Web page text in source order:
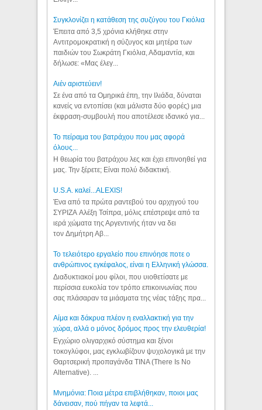
Συγκλονίζει η κατάθεση της συζύγου του Γκιόλια
Έπειτα από 3,5 χρόνια κλήθηκε στην
Αντιτρομοκρατική η σύζυγος και μητέρα των
παιδιών του Σωκράτη Γκιόλια, Αδαμαντία, και
δήλωσε: «Μας έλεγ...
Aιέν αριστεύειν!
Σε ένα από τα Ομηρικά έπη, την Ιλιάδα, δύναται
κανείς να εντοπίσει (και μάλιστα δύο φορές) μια
έκφραση-συμβουλή που αποτέλεσε ιδανικό για...
Το πείραμα του βατράχου που μας αφορά
όλους...
Η θεωρία του βατράχου λες και έχει επινοηθεί για
μας. Την ξέρετε; Είναι πολύ διδακτική.
U.S.A. καλεί...ALEXIS!
Ένα από τα πρώτα ραντεβού του αρχηγού του
ΣΥΡΙΖΑ Αλέξη Τσίπρα, μόλις επέστρεψε από τα
ιερά χώματα της Αργεντινής ήταν να δει
τον Δημήτρη Αβ...
Το τελειότερο εργαλείο που επινόησε ποτε ο
ανθρώπινος εγκέφαλος, είναι η Ελληνική γλώσσα.
Διαδυκτιακοί μου φίλοι, που υιοθετίσατε με
περίσσια ευκολία τον τρόπο επικοινωνίας που
σας πλάσαραν τα μιάσματα της νέας τάξης πρα...
Αίμα και δάκρυα πλέον η εναλλακτική για την
χώρα, αλλά ο μόνος δρόμος προς την ελευθερία!
Εγχώριο ολιγαρχικό σύστημα και ξένοι
τοκογλύφοι, μας εγκλωβίζουν ψυχολογικά με την
Θαρτσερική προπαγάνδα TINA (There Is No
Alternative). ...
Μνημόνια: Ποια μέτρα επιβλήθηκαν, ποιοι μας
δάνεισαν, πού πήγαν τα λεφτά...